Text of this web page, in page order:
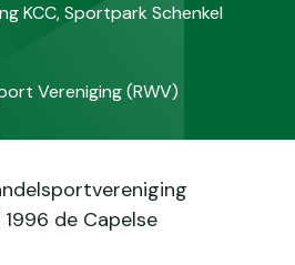
KCC, Sportpark Schenkel
Vereniging (RWV)
de Capelse